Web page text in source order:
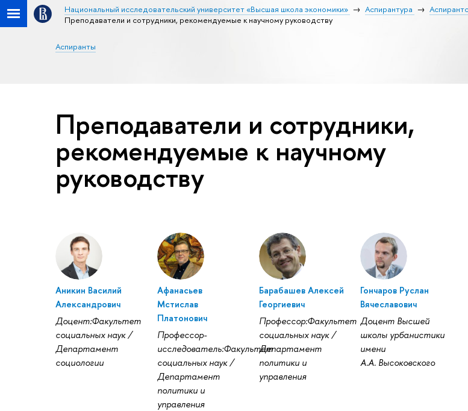
Национальный исследовательский университет «Высшая школа экономики» Аспирантура
Преподаватели и сотрудники, рекомендуемые к научному руководству
Аспиранты
Преподаватели и сотрудники,
рекомендуемые к научному
руководству
Аникин Василий
Александрович
Доцент:Факультет
социальных наук /
Департамент
социологии
Афанасьев
Мстислав
Платонович
Профессор-
исследователь:Факультет
социальных наук /
Департамент
политики и
управления
Барабашев Алексей
Георгиевич
Профессор:Факультет
социальных наук /
Департамент
политики и
управления
Гончаров Руслан
Вячеславович
Доцент Высшей
школы урбанистики
имени
А.А. Высоковского